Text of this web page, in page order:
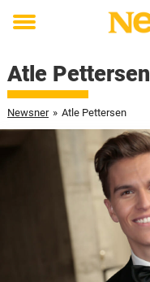
Toggle
Atle Pettersen
Newsner » Atle Pettersen